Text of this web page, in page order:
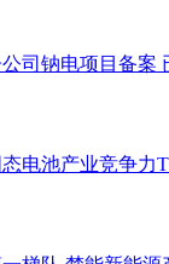
司钠电项目备案
电池产业竞争力